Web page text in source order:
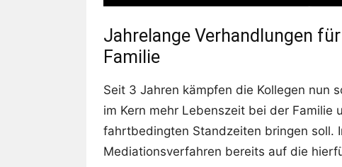
Jahrelange Verhandlungen
Familie
Seit 3 Jahren kämpfen die Kollegen nun
im Kern mehr Lebenszeit bei der Familie
fahrtbedingten Standzeiten bringen soll.
Mediationsverfahren bereits auf die